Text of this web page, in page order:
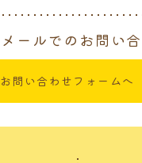
メールでのお問い
お問い合わせフォームへ